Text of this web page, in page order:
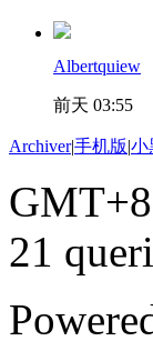
Albertquiew
前天 03:55
Archiver|手机版|小
21